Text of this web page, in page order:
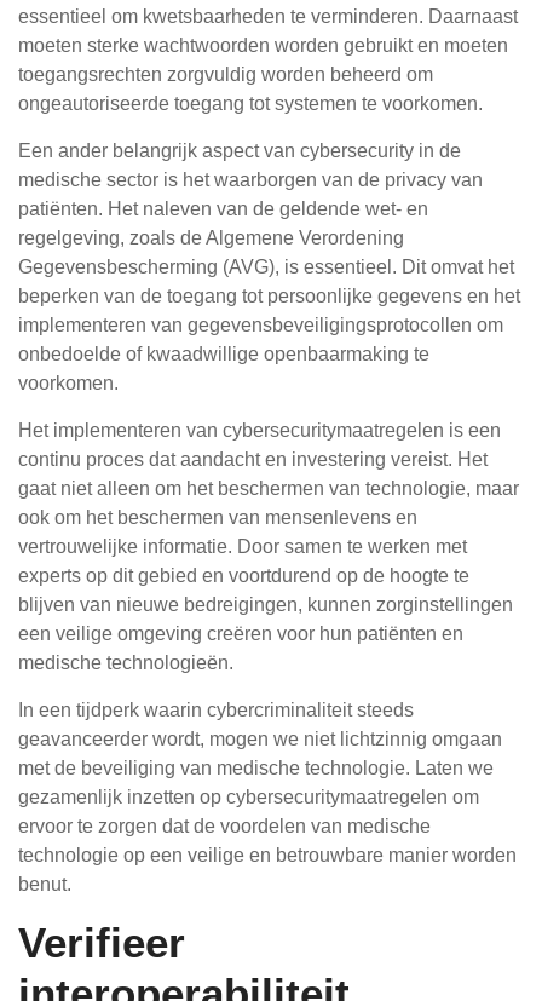
essentieel om kwetsbaarheden te verminderen. Daarnaast
moeten sterke wachtwoorden worden gebruikt en moeten
toegangsrechten zorgvuldig worden beheerd om
ongeautoriseerde toegang tot systemen te voorkomen.
Een ander belangrijk aspect van cybersecurity in de
medische sector is het waarborgen van de privacy van
patiënten. Het naleven van de geldende wet- en
regelgeving, zoals de Algemene Verordening
Gegevensbescherming (AVG), is essentieel. Dit omvat het
beperken van de toegang tot persoonlijke gegevens en het
implementeren van gegevensbeveiligingsprotocollen om
onbedoelde of kwaadwillige openbaarmaking te
voorkomen.
Het implementeren van cybersecuritymaatregelen is een
continu proces dat aandacht en investering vereist. Het
gaat niet alleen om het beschermen van technologie, maar
ook om het beschermen van mensenlevens en
vertrouwelijke informatie. Door samen te werken met
experts op dit gebied en voortdurend op de hoogte te
blijven van nieuwe bedreigingen, kunnen zorginstellingen
een veilige omgeving creëren voor hun patiënten en
medische technologieën.
In een tijdperk waarin cybercriminaliteit steeds
geavanceerder wordt, mogen we niet lichtzinnig omgaan
met de beveiliging van medische technologie. Laten we
gezamenlijk inzetten op cybersecuritymaatregelen om
ervoor te zorgen dat de voordelen van medische
technologie op een veilige en betrouwbare manier worden
benut.
Verifieer